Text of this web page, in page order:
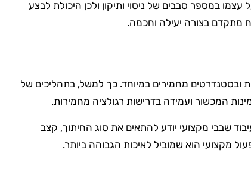
במספר סבבים של ניסוי ותיקון ולכן היכולת לבצע
מתקדם בצורה יעילה וחכמה.
ובסטנדרטים מחמירים במיוחד. כך למשל, בתהליכים של
המכשור ועמידה בדרישות רגולציה מחמירות.
שבבי מקצועי יודע להתאים את סוג החיתוך, קצב
מקצועי הוא שמוביל לאיכות הגבוהה ביותר.